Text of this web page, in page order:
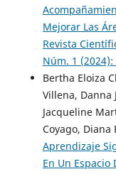
Mejorar Las
Revista
Núm. 1 (2024):
Bertha Eloiza
Villena, Danna
Jacqueline
Coyago, Diana
Aprendizaje
En Un Espacio